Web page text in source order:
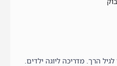
הרך. מדריכה ליוגה ילדים.